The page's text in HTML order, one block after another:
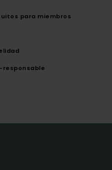
para miembros
responsable